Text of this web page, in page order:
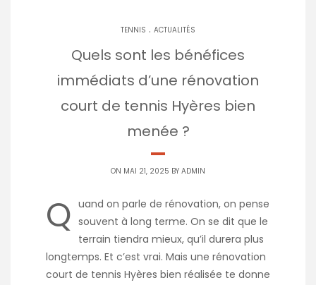
TENNIS . ACTUALITÉS
Quels sont les bénéfices
immédiats d’une rénovation
court de tennis Hyères bien
menée ?
ON MAI 21, 2025 BY ADMIN
Q uand on parle de rénovation, on pense
souvent à long terme. On se dit que le
terrain tiendra mieux, qu’il durera plus
longtemps. Et c’est vrai. Mais une rénovation
court de tennis Hyères bien réalisée te donne